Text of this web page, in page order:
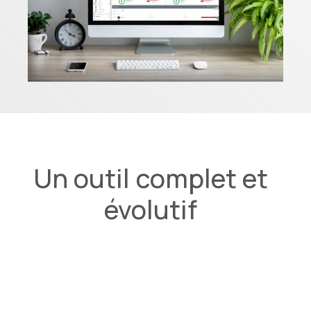
Un outil complet et
évolutif